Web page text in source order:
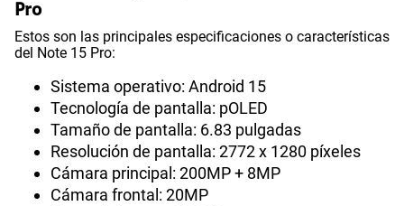
Pro
Estos son las principales especificaciones o características
del Note 15 Pro:
Sistema operativo: Android 15
Tecnología de pantalla: pOLED
Tamaño de pantalla: 6.83 pulgadas
Resolución de pantalla: 2772 x 1280 píxeles
Cámara principal: 200MP + 8MP
Cámara frontal: 20MP